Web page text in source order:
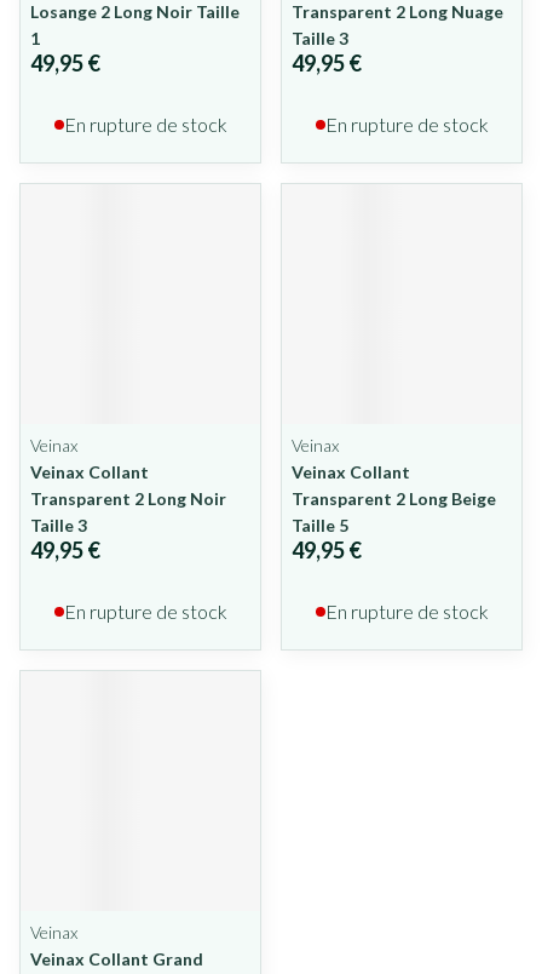
Losange 2 Long Noir Taille
1
49,95 €
En rupture de stock
Transparent 2 Long Nuage
Taille 3
49,95 €
En rupture de stock
Veinax
Veinax Collant
Transparent 2 Long Noir
Taille 3
49,95 €
En rupture de stock
Veinax
Veinax Collant
Transparent 2 Long Beige
Taille 5
49,95 €
En rupture de stock
Veinax
Veinax Collant Grand